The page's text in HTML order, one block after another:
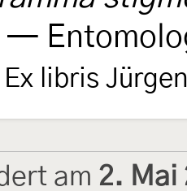
—
Ex libris
am 2. Mai